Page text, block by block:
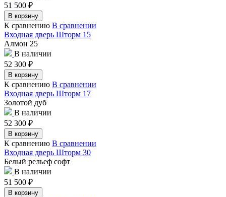
51 500 ₽
В корзину
К сравнению В сравнении
Входная дверь Шторм 15
Алмон 25
В наличии
52 300 ₽
В корзину
К сравнению В сравнении
Входная дверь Шторм 17
Золотой дуб
В наличии
52 300 ₽
В корзину
К сравнению В сравнении
Входная дверь Шторм 30
Белый рельеф софт
В наличии
51 500 ₽
В корзину